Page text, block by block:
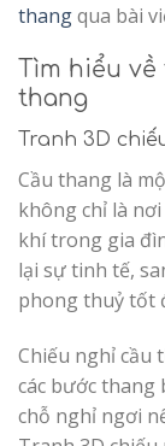
thangqua bài
Tìm hiểu
thang
Tranh 3D
Cầu thang là
không chỉ là
khí trong gia
lại sự tinh tế,
phong thuỷ tốt
Chiếu nghỉ cầu
các bước
chỗ nghỉ ngơi